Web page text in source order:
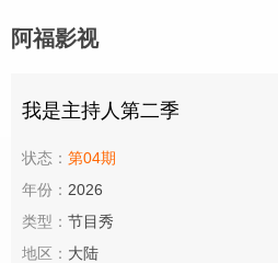
阿福影视
我是主持人第二季
状态： 第04期
年份： 2026
类型： 节目秀
地区： 大陆